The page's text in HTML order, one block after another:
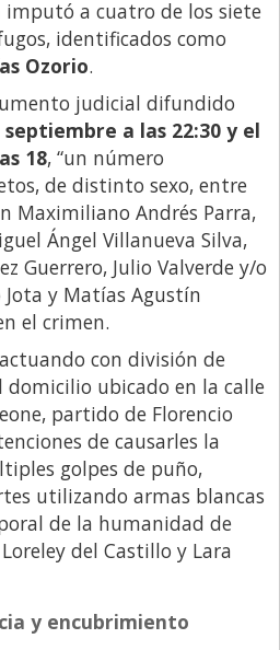
imputó a cuatro de los siete
identificados como
Ozorio.
judicial difundido
septiembre a las 22:30 y el
18, “un número
de distinto sexo, entre
Maximiliano Andrés Parra,
Ángel Villanueva Silva,
Guerrero, Julio Valverde y/o
y Matías Agustín
el crimen.
con división de
domicilio ubicado en la calle
partido de Florencio
de causarles la
golpes de puño,
utilizando armas blancas
de la humanidad de
del Castillo y Lara
y encubrimiento